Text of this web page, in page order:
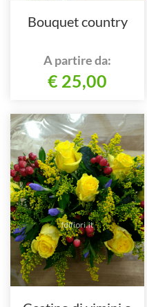
Bouquet country
A partire da:
€ 25,00